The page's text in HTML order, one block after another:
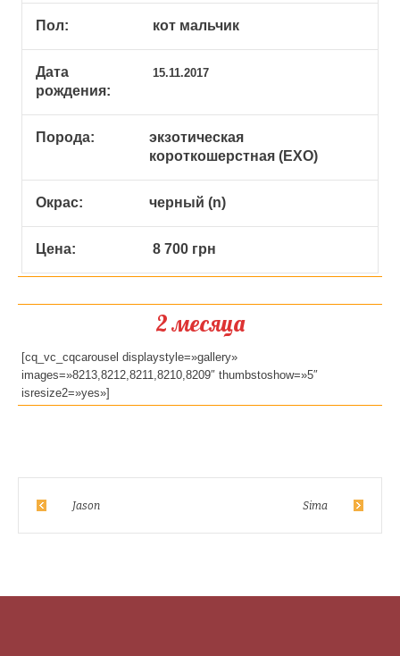
Пол: кот мальчик
Дата
рождения:
15.11.2017
Порода:
экзотическая
короткошерстная (EXO)
Окрас: черный (n)
Цена: 8 700 грн
2 месяца
[cq_vc_cqcarousel displaystyle=»gallery»
images=»8213,8212,8211,8210,8209″ thumbstoshow=»5″
isresize2=»yes»]
Jason Sima